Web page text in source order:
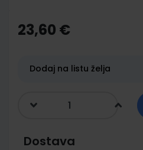
the
beginning
gallery
23,60 €
Dodaj na listu želja
Dostava